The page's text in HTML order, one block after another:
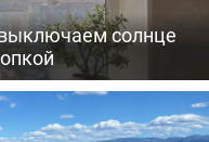
солнце